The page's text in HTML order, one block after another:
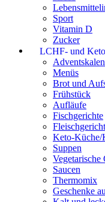
Sport
Vitamin D
Zucker
LCHF- und
Menüs
Brot und
Frühstück
Aufläufe
Fischgerichte
Keto-Küche/
Suppen
Vegetarische
Saucen
Thermomix
Geschenke